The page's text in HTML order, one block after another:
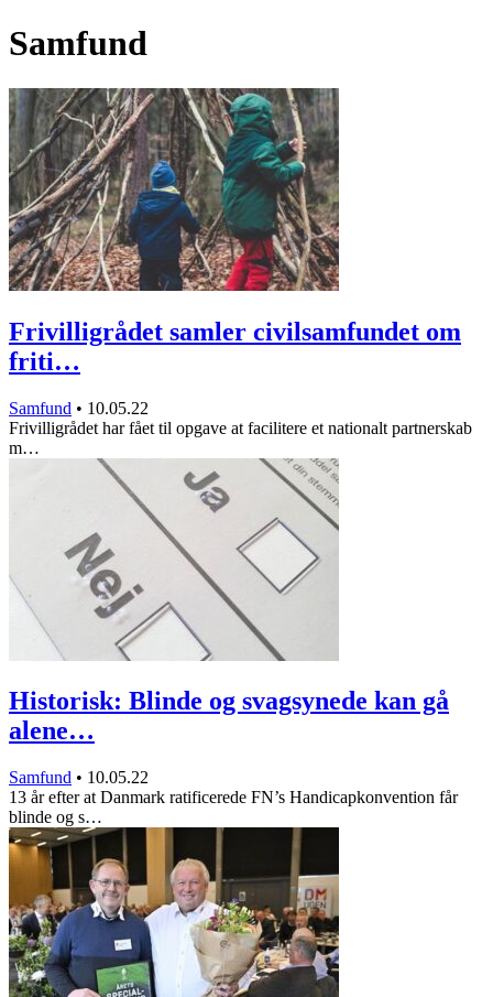
Samfund
Frivilligrådet samler civilsamfundet om
friti…
Samfund • 10.05.22
Frivilligrådet har fået til opgave at facilitere et nationalt partnerskab
m…
Historisk: Blinde og svagsynede kan gå
alene…
Samfund • 10.05.22
13 år efter at Danmark ratificerede FN’s Handicapkonvention får
blinde og s…